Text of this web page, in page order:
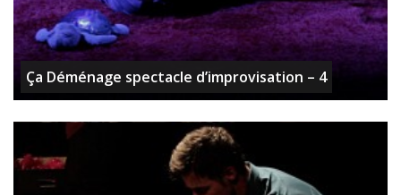
Ça Déménage spectacle d’improvisation – 4